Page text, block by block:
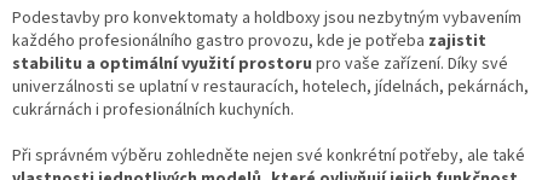
p
r
v
k
y
ý
Podestavby pro konvektomaty a holdboxy jsou nezbytným vybavením
každého profesionálního gastro provozu, kde je potřeba zajistit
stabilitu a optimální využití prostoru pro vaše zařízení. Díky své
univerzálnosti se uplatní v restauracích, hotelech, jídelnách, pekárnách,
cukrárnách i profesionálních kuchyních.
Při správném výběru zohledněte nejen své konkrétní potřeby, ale také